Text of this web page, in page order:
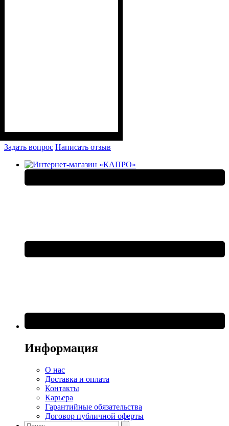
Задать вопрос Написать отзыв
Информация
О нас
Доставка и оплата
Контакты
Карьера
Гарантийные обязательства
Договор публичной оферты